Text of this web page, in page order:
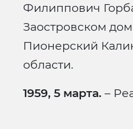
Филиппович
Заостровском
Пионерский
области.
1959, 5 марта. –